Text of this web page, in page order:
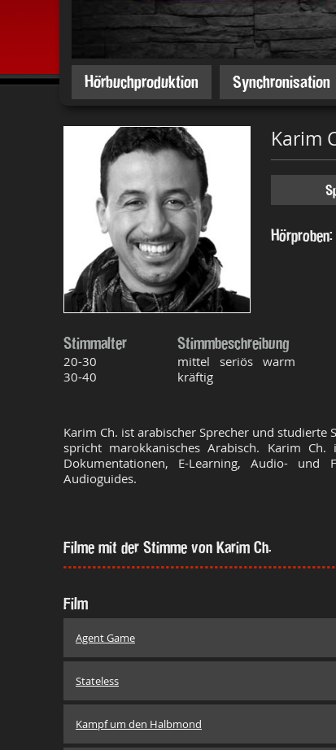
Hörbuchproduktion Synchronisation
Karim
Hörproben:
Stimmalter Stimmbeschreibung
20-30
30-40
mittel seriös warm
kräftig
Karim Ch. ist arabischer Sprecher und studierte
spricht marokkanisches Arabisch. Karim
Dokumentationen, E-Learning, Audio- und
Audioguides.
Filme mit der Stimme von Karim Ch.
Film
Agent Game
Stateless
Kampf um den Halbmond